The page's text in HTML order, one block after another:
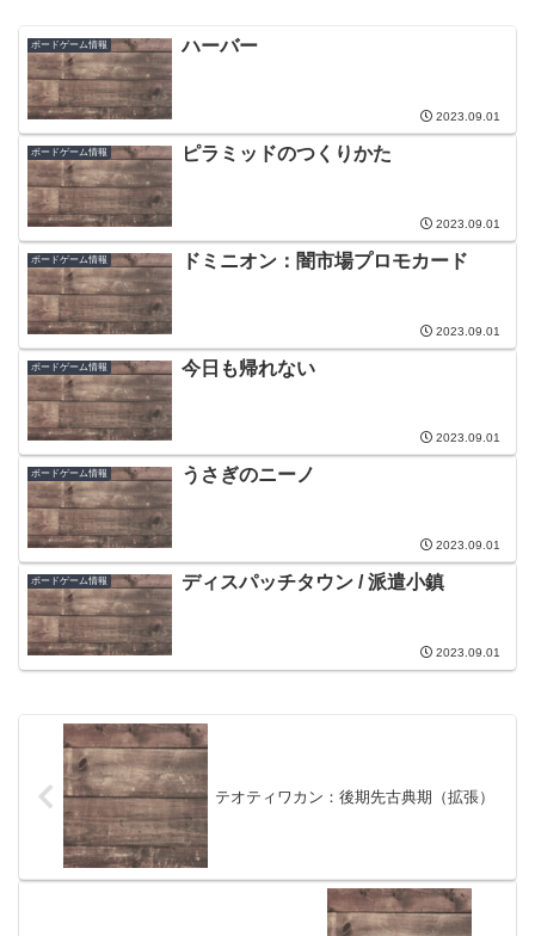
ボードゲーム情報 ハーバー
2023.09.01
ボードゲーム情報 ピラミッドのつくりかた
2023.09.01
ボードゲーム情報 ドミニオン：闇市場プロモカード
2023.09.01
ボードゲーム情報 今日も帰れない
2023.09.01
ボードゲーム情報 うさぎのニーノ
2023.09.01
ボードゲーム情報 ディスパッチタウン / 派遣小鎮
2023.09.01
テオティワカン：後期先古典期（拡張）